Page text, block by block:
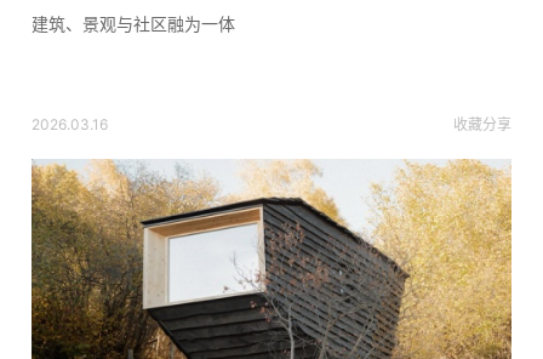
建筑、景观与社区融为一体
2026.03.16 收藏分享